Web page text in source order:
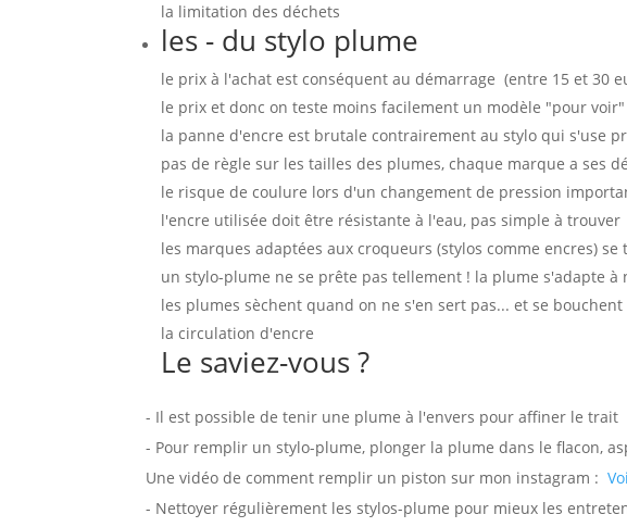
la limitation des déchets
les - du stylo plume
le prix à l'achat est conséquent au démarrage (entre 15 et 30
le prix et donc on teste moins facilement un modèle "pour voir"
la panne d'encre est brutale contrairement au stylo qui s'use
pas de règle sur les tailles des plumes, chaque marque a ses
le risque de coulure lors d'un changement de pression
l'encre utilisée doit être résistante à l'eau, pas simple à trouver
les marques adaptées aux croqueurs (stylos comme encres)
un stylo-plume ne se prête pas tellement ! la plume s'adapte
les plumes sèchent quand on ne s'en sert pas... et se
la circulation d'encre
Le saviez-vous ?
- Il est possible de tenir une plume à l'envers pour affiner le trait
- Pour remplir un stylo-plume, plonger la plume dans le flacon,
Une vidéo de comment remplir un piston sur mon instagram :
- Nettoyer régulièrement les stylos-plume pour mieux les